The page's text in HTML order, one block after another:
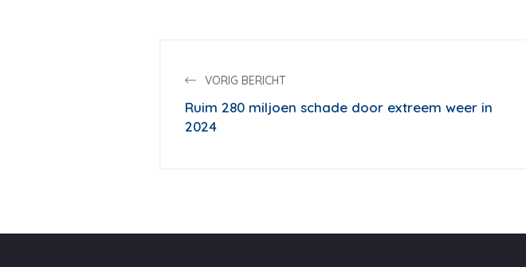
VORIG BERICHT
Ruim 280 miljoen schade door extreem weer in
2024